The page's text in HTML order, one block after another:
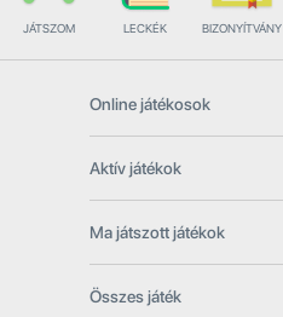
JÁTSZOM LECKÉK BIZONYÍTVÁNY
Online játékosok
Aktív játékok
Ma játszott játékok
Összes játék